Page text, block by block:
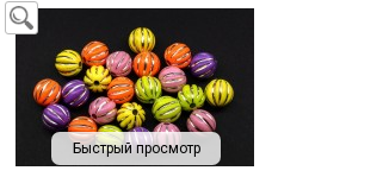
Быстрый просмотр